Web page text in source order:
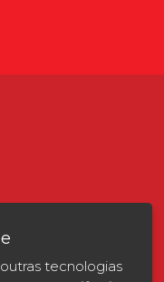
tecnologias